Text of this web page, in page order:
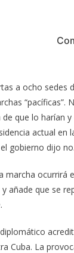
a ocho sedes
que lo harían
actual en
gobierno dijo no.
ocurrirá
añade que se
Cuba. La